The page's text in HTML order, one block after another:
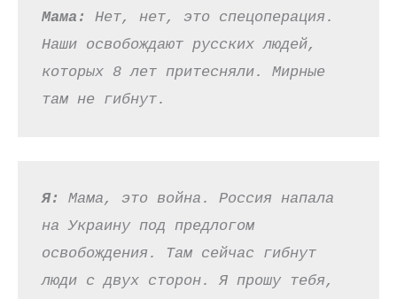
Мама:
Нет, нет, это спецоперация.
Наши освобождают русских людей,
которых 8 лет притесняли. Мирные
там не гибнут.
Я:
Мама, это война. Россия напала
на Украину под предлогом
освобождения. Там сейчас гибнут
люди с двух сторон. Я прошу тебя,